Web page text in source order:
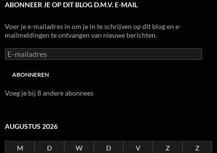
ABONNEER JE OP DIT BLOG D.M.V. E-MAIL
Voer je e-mailadres in om je in te schrijven op dit blog en e-
mailmeldingen te ontvangen van nieuwe berichten.
E-
mailadres
ABONNEREN
Voeg je bij 8 andere abonnees
AUGUSTUS 2026
M D W D V Z
Z